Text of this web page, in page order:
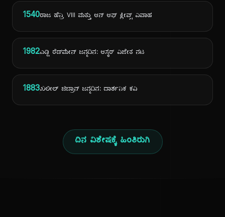
1540ರಾಜ ಹೆನ್ರಿ VIII ಮತ್ತು ಆನ್ ಆಫ್ ಕ್ಲೀವ್ಸ್ ವಿವಾಹ
1982ಎಡ್ಡಿ ರೆಡ್‌ಮೇನ್ ಜನ್ಮದಿನ: ಆಸ್ಕರ್ ವಿಜೇತ ನಟ
1883ಖಲೀಲ್ ಜಿಬ್ರಾನ್ ಜನ್ಮದಿನ: ದಾರ್ಶನಿಕ ಕವಿ
ದಿನ ವಿಶೇಷಕ್ಕೆ ಹಿಂತಿರುಗಿ